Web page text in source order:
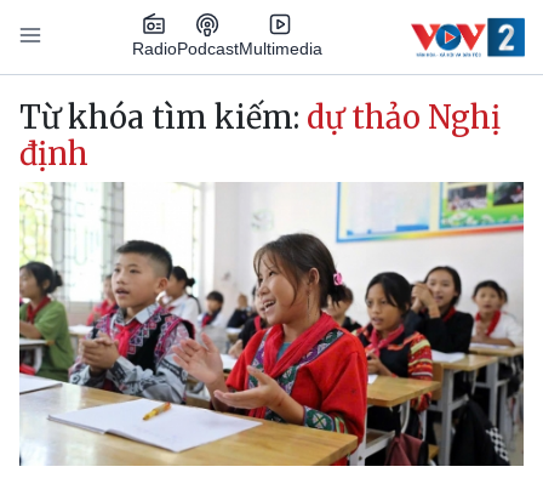
Nhảy đến nội dung
RadioPodcastMultimedia
Main navigation
Từ khóa tìm kiếm: dự thảo Nghị
định